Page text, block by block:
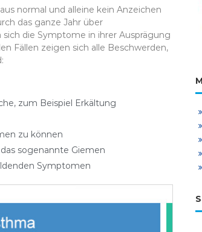
normal und alleine kein Anzeichen
das ganze Jahr über
die Symptome in ihrer Ausprägung
Fällen zeigen sich alle Beschwerden,
zum Beispiel Erkältung
zu können
sogenannte Giemen
Symptomen